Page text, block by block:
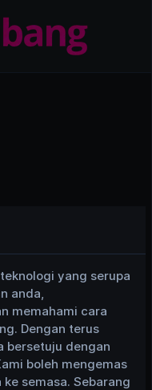
yang serupa
anda,
memahami cara
Dengan terus
bersetuju dengan
boleh mengemas
semasa. Sebarang